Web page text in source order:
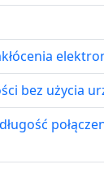
bez użycia